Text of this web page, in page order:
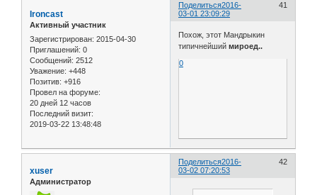
Поделиться 41
2016-
03-01 23:09:29
Ironcast
Активный участник
Зарегистрирован: 2015-04-30
Приглашений: 0
Сообщений: 2512
Уважение: +448
Позитив: +916
Провел на форуме:
20 дней 12 часов
Последний визит:
2019-03-22 13:48:48
Похож, этот Мандрыкин
типичнейшиймироед..
0
Поделиться 42
2016-
03-02 07:20:53
xuser
Администратор